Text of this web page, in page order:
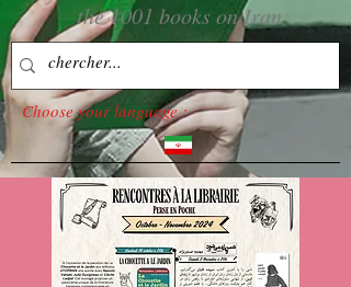
the 1001 books on Iran
Choose your language :